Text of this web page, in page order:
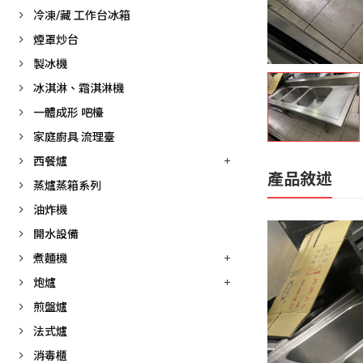
冷凍/藏 工作台冰箱
煙罩炒台
製冰機
冰淇淋、霜淇淋機
一體成形 吧檯
家庭廚具 流理臺
西餐爐
蒸爐蒸箱系列
油炸機
開水設備
煮麵機
炮爐
煎盤爐
法式爐
消毒櫃
產品敘述